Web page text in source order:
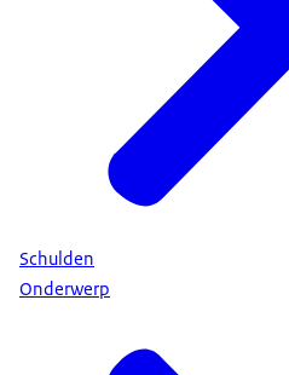
Schulden
Onderwerp